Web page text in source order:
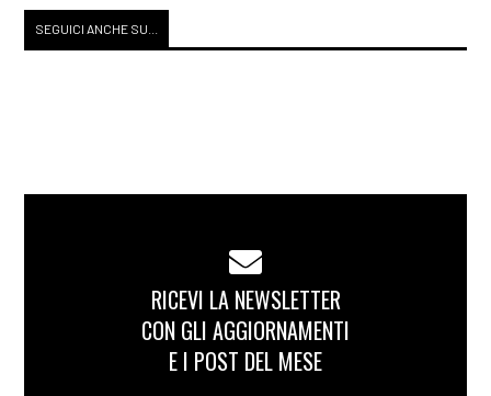
SEGUICI ANCHE SU...
RICEVI LA NEWSLETTER
CON GLI AGGIORNAMENTI
E I POST DEL MESE